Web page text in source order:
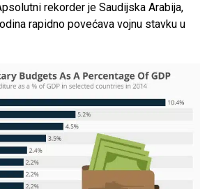
rekorder je Saudijska Arabija,
rapidno povećava vojnu stavku u